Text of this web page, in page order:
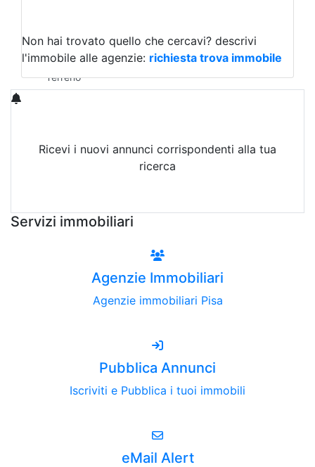
Qualsiasi
Terreno edificabile
Terreno
Non hai trovato quello che cercavi? descrivi
l'immobile alle agenzie: richiesta trova immobile
Ricevi i nuovi annunci corrispondenti alla tua
ricerca
Servizi immobiliari
Agenzie Immobiliari
Agenzie immobiliari Pisa
Pubblica Annunci
Iscriviti e Pubblica i tuoi immobili
eMail Alert